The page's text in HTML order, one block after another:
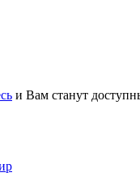
и Вам станут